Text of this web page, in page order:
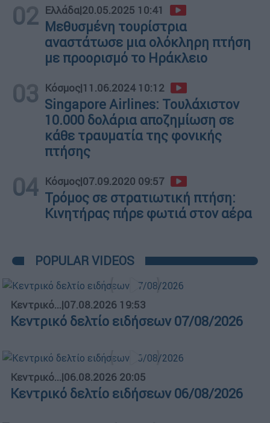
02 Ελλάδα|20.05.2025 10:41
Μεθυσμένη τουρίστρια
αναστάτωσε μια ολόκληρη πτήση
με προορισμό το Ηράκλειο
03 Κόσμος|11.06.2024 10:12
Singapore Airlines: Τουλάχιστον
10.000 δολάρια αποζημίωση σε
κάθε τραυματία της φονικής
πτήσης
04 Κόσμος|07.09.2020 09:57
Τρόμος σε στρατιωτική πτήση:
Κινητήρας πήρε φωτιά στον αέρα
POPULAR VIDEOS
Κεντρικό...|07.08.2026 19:53
Κεντρικό δελτίο ειδήσεων 07/08/2026
Κεντρικό...|06.08.2026 20:05
Κεντρικό δελτίο ειδήσεων 06/08/2026